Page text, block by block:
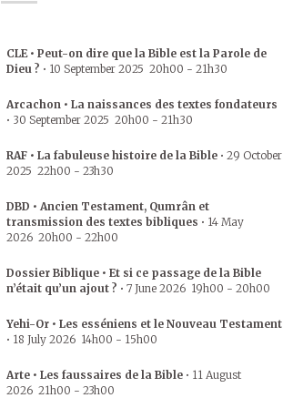
CLE • Peut-on dire que la Bible est la Parole de
Dieu ? • 10 September 2025 20h00 - 21h30
Arcachon • La naissances des textes fondateurs
• 30 September 2025 20h00 - 21h30
RAF • La fabuleuse histoire de la Bible • 29 October
2025 22h00 - 23h30
DBD • Ancien Testament, Qumrân et
transmission des textes bibliques • 14 May
2026 20h00 - 22h00
Dossier Biblique • Et si ce passage de la Bible
n’était qu’un ajout ? • 7 June 2026 19h00 - 20h00
Yehi-Or • Les esséniens et le Nouveau Testament
• 18 July 2026 14h00 - 15h00
Arte • Les faussaires de la Bible • 11 August
2026 21h00 - 23h00